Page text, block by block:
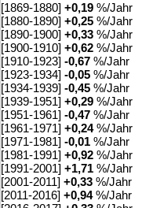
[1869-1880] +0,19 %/Jahr
[1880-1890] +0,25 %/Jahr
[1890-1900] +0,33 %/Jahr
[1900-1910] +0,62 %/Jahr
[1910-1923] -0,67 %/Jahr
[1923-1934] -0,05 %/Jahr
[1934-1939] -0,45 %/Jahr
[1939-1951] +0,29 %/Jahr
[1951-1961] -0,47 %/Jahr
[1961-1971] +0,24%/Jahr
[1971-1981] -0,01 %/Jahr
[1981-1991] +0,92 %/Jahr
[1991-2001] +1,71 %/Jahr
[2001-2011] +0,33 %/Jahr
[2011-2016] +0,94%/Jahr